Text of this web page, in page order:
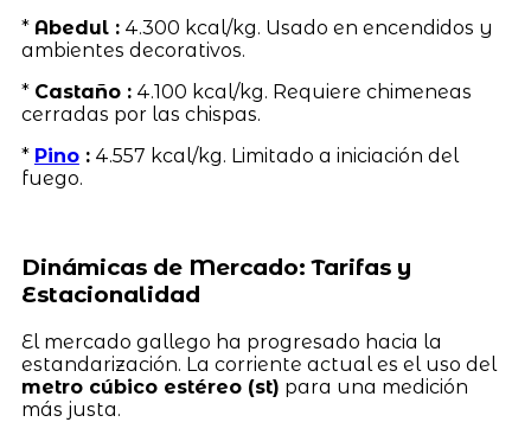
* Abedul :4.300 kcal/kg. Usado en encendidos y
ambientes decorativos.
* Castaño :4.100 kcal/kg. Requiere chimeneas
cerradas por las chispas.
* Pino:4.557 kcal/kg. Limitado a iniciación del
fuego.
Dinámicas de Mercado: Tarifas y
Estacionalidad
El mercado gallego ha progresado hacia la
estandarización. La corriente actual es el uso del
metro cúbico estéreo (st) para una medición
más justa.